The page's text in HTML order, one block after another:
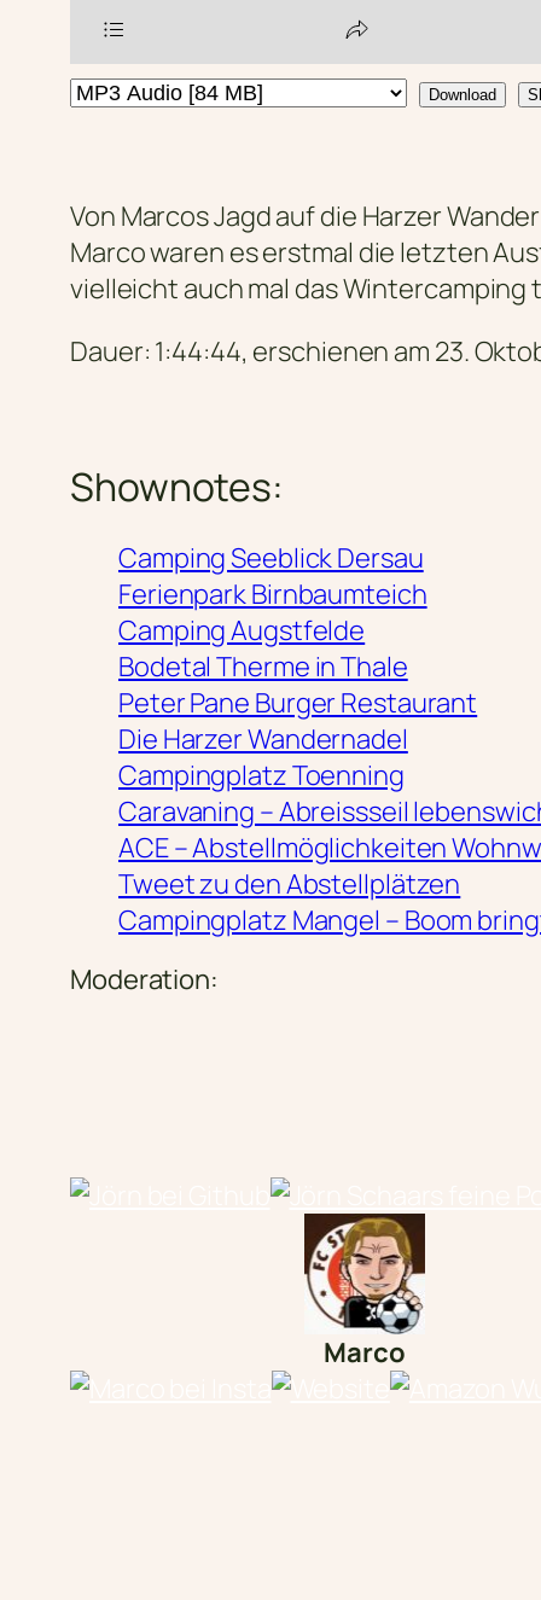
Download
Von Marcos Jagd auf die Harzer
Marco waren es erstmal die letzten
vielleicht auch mal das Wintercamping
Dauer: 1:44:44, erschienen am 23.
Shownotes:
Camping Seeblick Dersau
Ferienpark Birnbaumteich
Camping Augstfelde
Bodetal Therme in Thale
Peter Pane Burger Restaurant
Die Harzer Wandernadel
Campingplatz Toenning
Caravaning – Abreissseil
ACE – Abstellmöglichkeiten
Tweet zu den Abstellplätzen
Campingplatz Mangel – Boom
Moderation:
Marco